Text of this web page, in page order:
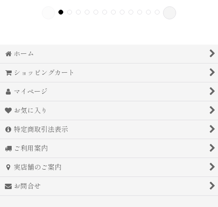
ホーム
ショッピングカート
マイページ
お気に入り
特定商取引法表示
ご利用案内
実店舗のご案内
お問合せ